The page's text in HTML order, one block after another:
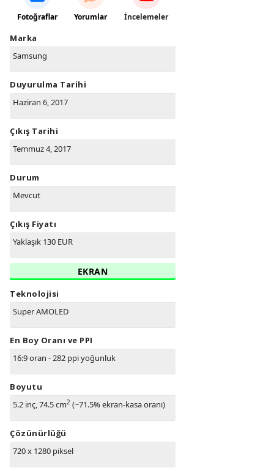
Fotoğraflar Yorumlar İncelemeler
Marka
Samsung
Duyurulma Tarihi
Haziran 6, 2017
Çıkış Tarihi
Temmuz 4, 2017
Durum
Mevcut
Çıkış Fiyatı
Yaklaşık 130 EUR
EKRAN
Teknolojisi
Super AMOLED
En Boy Oranı ve PPI
16:9 oran - 282 ppi yoğunluk
Boyutu
5.2 inç, 74.5 cm2 (~71.5% ekran-kasa oranı)
Çözünürlüğü
720 x 1280 piksel